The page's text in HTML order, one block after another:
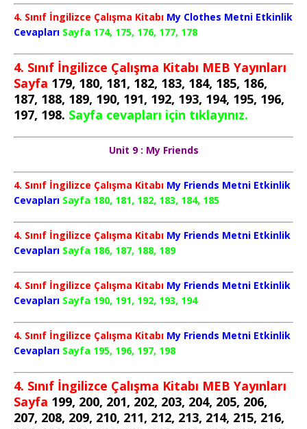
4. Sınıf İngilizce Çalışma Kitabı My Clothes Metni Etkinlik
Cevapları Sayfa 174, 175, 176, 177, 178
4. Sınıf İngilizce Çalışma Kitabı MEB Yayınları
Sayfa 179, 180, 181, 182, 183, 184, 185, 186,
187, 188, 189, 190, 191, 192, 193, 194, 195, 196,
197, 198. Sayfa cevapları için tıklayınız.
Unit 9 : My Friends
4. Sınıf İngilizce Çalışma Kitabı My Friends Metni Etkinlik
Cevapları Sayfa 180, 181, 182, 183, 184, 185
4. Sınıf İngilizce Çalışma Kitabı My Friends Metni Etkinlik
Cevapları Sayfa 186, 187, 188, 189
4. Sınıf İngilizce Çalışma Kitabı My Friends Metni Etkinlik
Cevapları Sayfa 190, 191, 192, 193, 194
4. Sınıf İngilizce Çalışma Kitabı My Friends Metni Etkinlik
Cevapları Sayfa 195, 196, 197, 198
4. Sınıf İngilizce Çalışma Kitabı MEB Yayınları
Sayfa 199, 200, 201, 202, 203, 204, 205, 206,
207, 208, 209, 210, 211, 212, 213, 214, 215, 216,